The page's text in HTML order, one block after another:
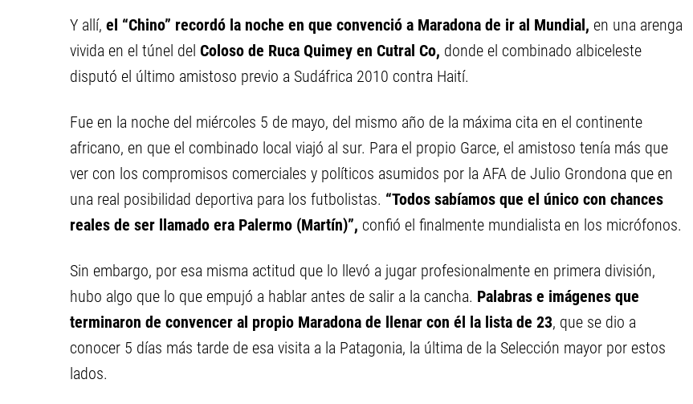
Y allí, el “Chino” recordó la noche en que convenció a Maradona de ir al Mundial, en una arenga
vivida en el túnel del Coloso de Ruca Quimey en Cutral Co, donde el combinado albiceleste
disputó el último amistoso previo a Sudáfrica 2010 contra Haití.
Fue en la noche del miércoles 5 de mayo, del mismo año de la máxima cita en el continente
africano, en que el combinado local viajó al sur. Para el propio Garce, el amistoso tenía más que
ver con los compromisos comerciales y políticos asumidos por la AFA de Julio Grondona que en
una real posibilidad deportiva para los futbolistas. “Todos sabíamos que el único con chances
reales de ser llamado era Palermo (Martín)”, confió el finalmente mundialista en los micrófonos.
Sin embargo, por esa misma actitud que lo llevó a jugar profesionalmente en primera división,
hubo algo que lo que empujó a hablar antes de salir a la cancha. Palabras e imágenes que
terminaron de convencer al propio Maradona de llenar con él la lista de 23, que se dio a
conocer 5 días más tarde de esa visita a la Patagonia, la última de la Selección mayor por estos
lados.